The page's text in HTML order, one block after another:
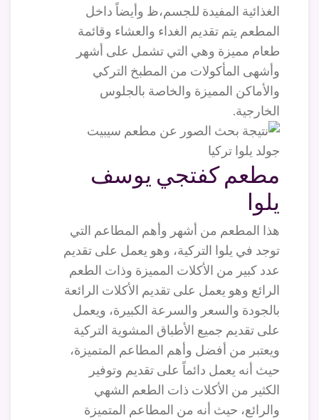
الغذائية المفيدة للجسم،ظ وأيضاً داخل
المطعم يتم تقديم الغداء والعشاء وقائمة
طعام مميزة وهي التي تشمل على أشهر
وأشهى المأكولات من المطبخ التركي
والأماكن المميزة والخاصة بالجلوس
الخارجية.
مطعم كفتجي يوسف
يلوا
هذا المطعم من أشهر وأهم المطاعم التي
توجد في يلوا التركية، وهو يعمل على تقديم
عدد كبير من الأكلات المميزة وذات الطعم
الرائع وهو يعمل على تقديم الأكلات الرائعة
بالجودة والسعر والسرعة الكبيرة، ويعمل
على تقديم جميع الأطباق المشوية التركية
ويعتبر من أفضل وأهم المطاعم المتميزة،
حيث أنه يعمل دائماً على تقديم وتوفير
الكثير من الأكلات ذات الطعم الشهي
والرائع، حيث أنه من المطاعم المتميزة